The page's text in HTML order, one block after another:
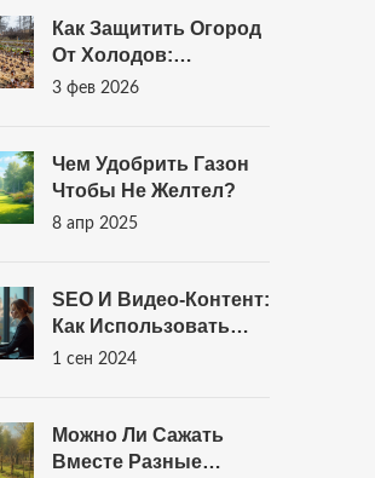
Как Защитить Огород
От Холодов:
Проверенные
3 фев 2026
Чем Удобрить Газон
Чтобы Не Желтел?
8 апр 2025
SEO И Видео-Контент:
Как Использовать
Для Продвижения
1 сен 2024
Можно Ли Сажать
Вместе Разные